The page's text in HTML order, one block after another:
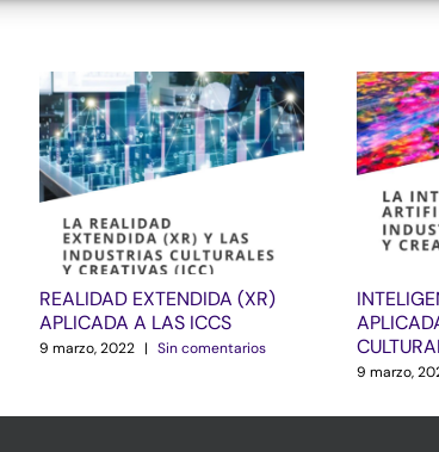
REALIDAD EXTENDIDA (XR)
APLICADA A LAS ICCS
9 marzo, 2022 | Sin comentarios
9 marzo,